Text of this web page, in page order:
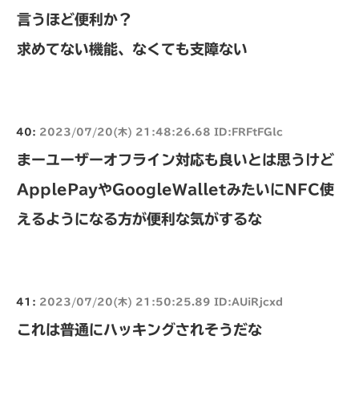
言うほど便利か？
求めてない機能、なくても支障ない
40: 2023/07/20(木) 21:48:26.68 ID:FRFtFGlc
まーユーザーオフライン対応も良いとは思うけど
ApplePayやGoogleWalletみたいにNFC使
えるようになる方が便利な気がするな
41: 2023/07/20(木) 21:50:25.89 ID:AUiRjcxd
これは普通にハッキングされそうだな